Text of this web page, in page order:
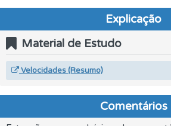
Explicação
Material de Estudo
Velocidades (Resumo)
Comentários